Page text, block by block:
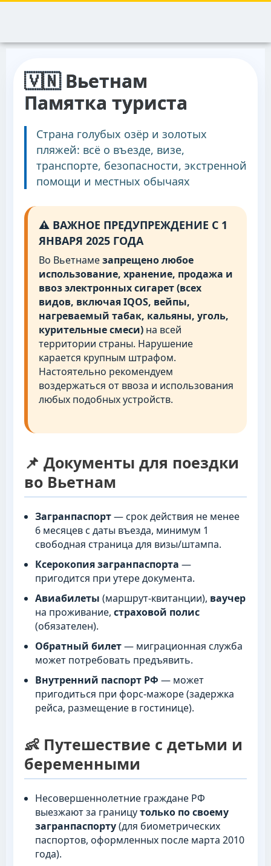
🇻🇳 Вьетнам
Памятка туриста
Страна голубых озёр и золотых
пляжей: всё о въезде, визе,
транспорте, безопасности, экстренной
помощи и местных обычаях
⚠️ ВАЖНОЕ ПРЕДУПРЕЖДЕНИЕ С 1
ЯНВАРЯ 2025 ГОДА
Во Вьетнамезапрещено любое
использование, хранение, продажа и
ввоз электронных сигарет (всех
видов, включая IQOS, вейпы,
нагреваемый табак, кальяны, уголь,
курительные смеси) на всей
территории страны. Нарушение
карается крупным штрафом.
Настоятельно рекомендуем
воздержаться от ввоза и использования
любых подобных устройств.
📌 Документы для поездки
во Вьетнам
Загранпаспорт— срок действия не менее
6 месяцев с даты въезда, минимум 1
свободная страница для визы/штампа.
Ксерокопия загранпаспорта —
пригодится при утере документа.
Авиабилеты (маршрут-квитанции), ваучер
на проживание, страховой полис
(обязателен).
Обратный билет— миграционная служба
может потребовать предъявить.
Внутренний паспорт РФ — может
пригодиться при форс-мажоре (задержка
рейса, размещение в гостинице).
👶 Путешествие с детьми и
беременными
Несовершеннолетние граждане РФ
выезжают за границутолько по своему
загранпаспорту(для биометрических
паспортов, оформленных после марта 2010
года).